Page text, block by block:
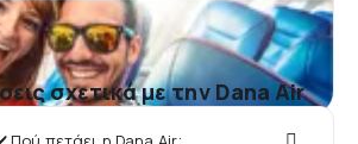
σχετικά με την Dana Air